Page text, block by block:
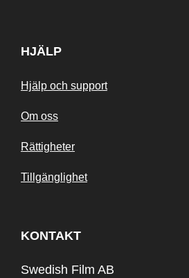
HJÄLP
Hjälp och support
Om oss
Rättigheter
Tillgänglighet
KONTAKT
Swedish Film AB